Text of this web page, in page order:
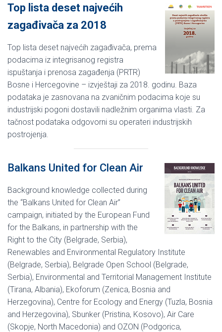
Top lista deset najvećih
zagađivača za 2018
Top lista deset najvećih zagađivača, prema
podacima iz integrisanog registra
ispuštanja i prenosa zagađenja (PRTR)
Bosne i Hercegovine – izvještaji za 2018. godinu. Baza
podataka je zasnovana na zvaničnim podacima koje su
industrijski pogoni dostavili nadležnim organima vlasti. Za
tačnost podataka odgovorni su operateri industrijskih
postrojenja.
Balkans United for Clean Air
Background knowledge collected during
the “Balkans United for Clean Air”
campaign, initiated by the European Fund
for the Balkans, in partnership with the
Right to the City (Belgrade, Serbia),
Renewables and Environmental Regulatory Institute
(Belgrade, Serbia), Belgrade Open School (Belgrade,
Serbia), Environmental and Territorial Management Institute
(Tirana, Albania), Ekoforum (Zenica, Bosnia and
Herzegovina), Centre for Ecology and Energy (Tuzla, Bosnia
and Herzegovina), Sbunker (Pristina, Kosovo), Air Care
(Skopje, North Macedonia) and OZON (Podgorica,